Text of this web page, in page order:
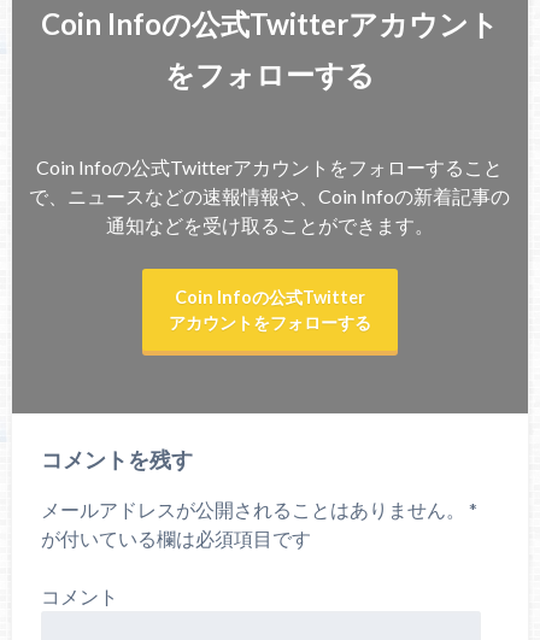
Coin Infoの公式Twitterアカウント
をフォローする
Coin Infoの公式Twitterアカウントをフォローすること
で、ニュースなどの速報情報や、Coin Infoの新着記事の
通知などを受け取ることができます。
Coin Infoの公式Twitter
アカウントをフォローする
コメントを残す
メールアドレスが公開されることはありません。
*
が付いている欄は必須項目です
コメント